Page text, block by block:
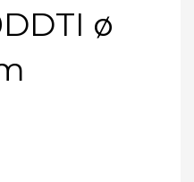
ø